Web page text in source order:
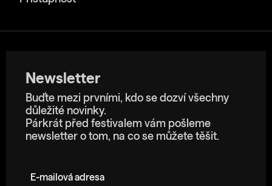
Newsletter
Buďte mezi prvními, kdo se dozví všechny
důležité novinky.
Párkrát před festivalem vám pošleme
newsletter o tom, na co se můžete těšit.